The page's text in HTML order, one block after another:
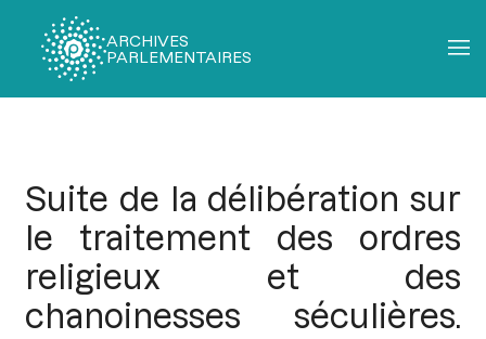
ARCHIVES
PARLEMENTAIRES
Suite de la délibération sur
le traitement des ordres
religieux et des
chanoinesses séculières.